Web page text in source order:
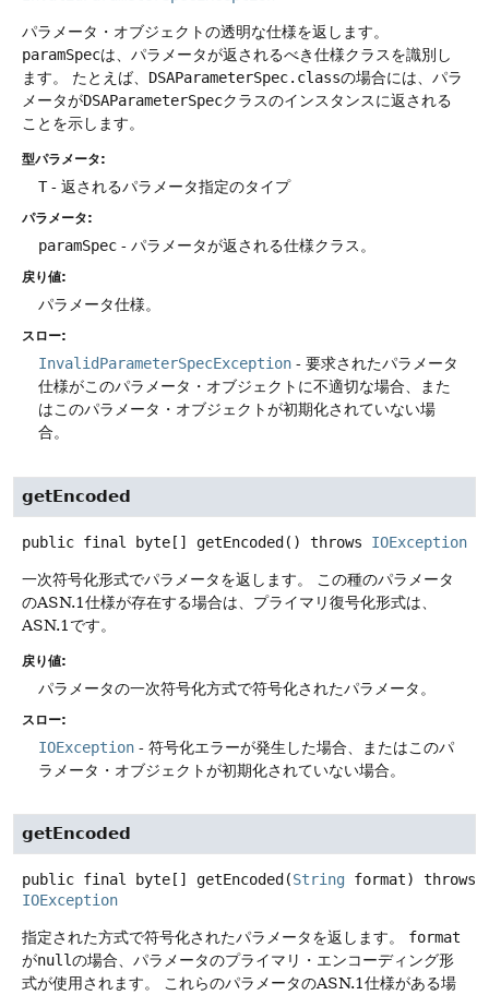
パラメータ・オブジェクトの透明な仕様を返します。
paramSpecは、パラメータが返されるべき仕様クラスを識別し
ます。
たとえば、 DSAParameterSpec.classの場合には、パラ
メータがDSAParameterSpecクラスのインスタンスに返される
ことを示します。
型パラメータ:
T- 返されるパラメータ指定のタイプ
パラメータ:
paramSpec - パラメータが返される仕様クラス。
戻り値:
パラメータ仕様。
スロー:
InvalidParameterSpecException - 要求されたパラメータ
仕様がこのパラメータ・オブジェクトに不適切な場合、また
はこのパラメータ・オブジェクトが初期化されていない場
合。
getEncoded
public final byte[] getEncoded() throws IOException
一次符号化形式でパラメータを返します。
この種のパラメータ
のASN.1仕様が存在する場合は、プライマリ復号化形式は、
ASN.1です。
戻り値:
パラメータの一次符号化方式で符号化されたパラメータ。
スロー:
IOException - 符号化エラーが発生した場合、またはこのパ
ラメータ・オブジェクトが初期化されていない場合。
getEncoded
public final byte[] getEncoded (String format)
throws
IOException
指定された方式で符号化されたパラメータを返します。
format
がnullの場合、パラメータのプライマリ・エンコーディング形
式が使用されます。
これらのパラメータのASN.1仕様がある場